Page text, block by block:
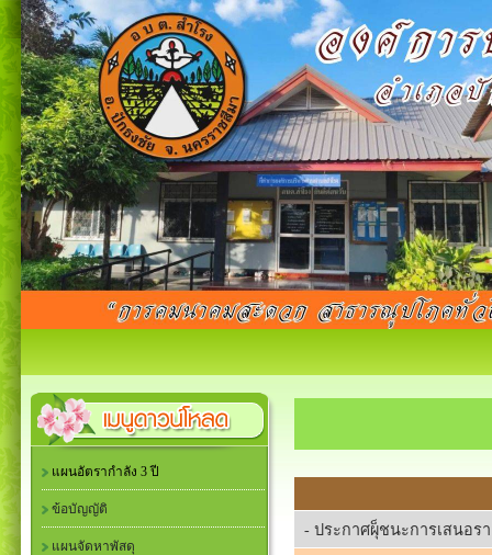
แผนอัตรากำลัง 3 ปี
ข้อบัญญัติ
แผนจัดหาพัสดุ
- ประกาศผุ็ชนะการเสนอร